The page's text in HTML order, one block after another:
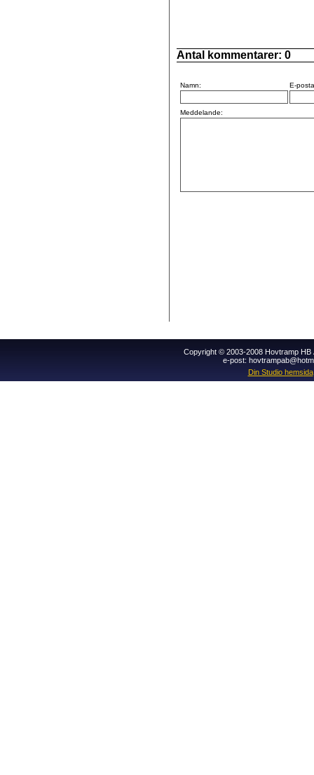
Antal kommentarer: 0
Namn: E-
Meddelande:
Copyright © 2003-2008 Hovtramp HB
e-post:
Din Studio hemsida